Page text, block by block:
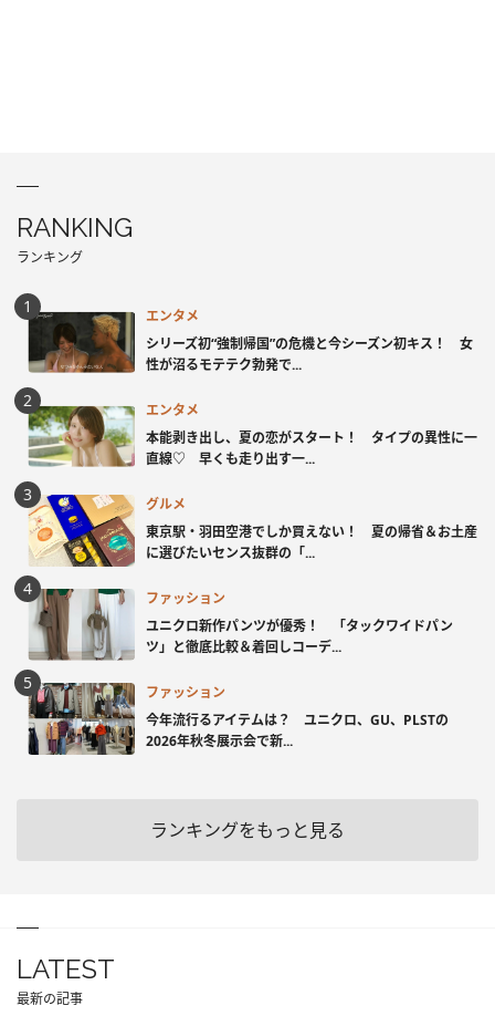
RANKING
ランキング
エンタメ
シリーズ初“強制帰国”の危機と今シーズン初キス！ 女
性が沼るモテテク勃発で...
エンタメ
本能剥き出し、夏の恋がスタート！ タイプの異性に一
直線♡ 早くも走り出す一...
グルメ
東京駅・羽田空港でしか買えない！ 夏の帰省＆お土産
に選びたいセンス抜群の「...
ファッション
ユニクロ新作パンツが優秀！ 「タックワイドパン
ツ」と徹底比較＆着回しコーデ...
ファッション
今年流行るアイテムは？ ユニクロ、GU、PLSTの
2026年秋冬展示会で新...
ランキングをもっと見る
LATEST
最新の記事